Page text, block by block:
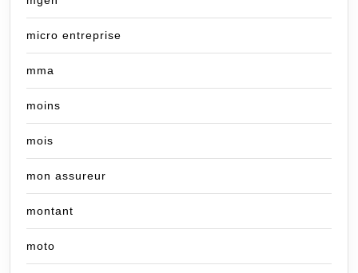
micro entreprise
mma
moins
mois
mon assureur
montant
moto